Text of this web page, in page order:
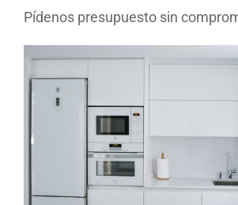
Pídenos presupuesto sin